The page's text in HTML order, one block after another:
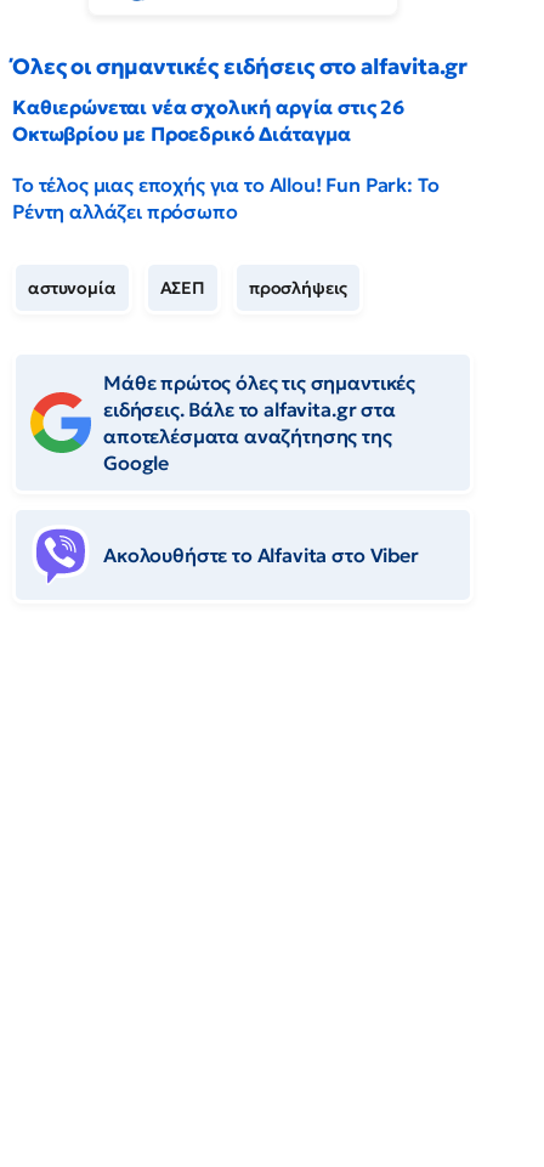
Όλες οι σημαντικές ειδήσεις στο alfavita.gr
Καθιερώνεται νέα σχολική αργία στις 26
Οκτωβρίου με Προεδρικό Διάταγμα
Το τέλος μιας εποχής για το Allou! Fun Park: Το
Ρέντη αλλάζει πρόσωπο
αστυνομία ΑΣΕΠ προσλήψεις
Μάθε πρώτος όλες τις σημαντικές
ειδήσεις. Βάλε το alfavita.gr στα
αποτελέσματα αναζήτησης της
Google
Ακολουθήστε το Αlfavita στο Viber